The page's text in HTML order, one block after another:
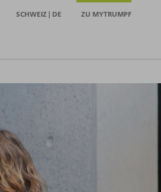
SCHWEIZ | DE ZU MYTRUMPF